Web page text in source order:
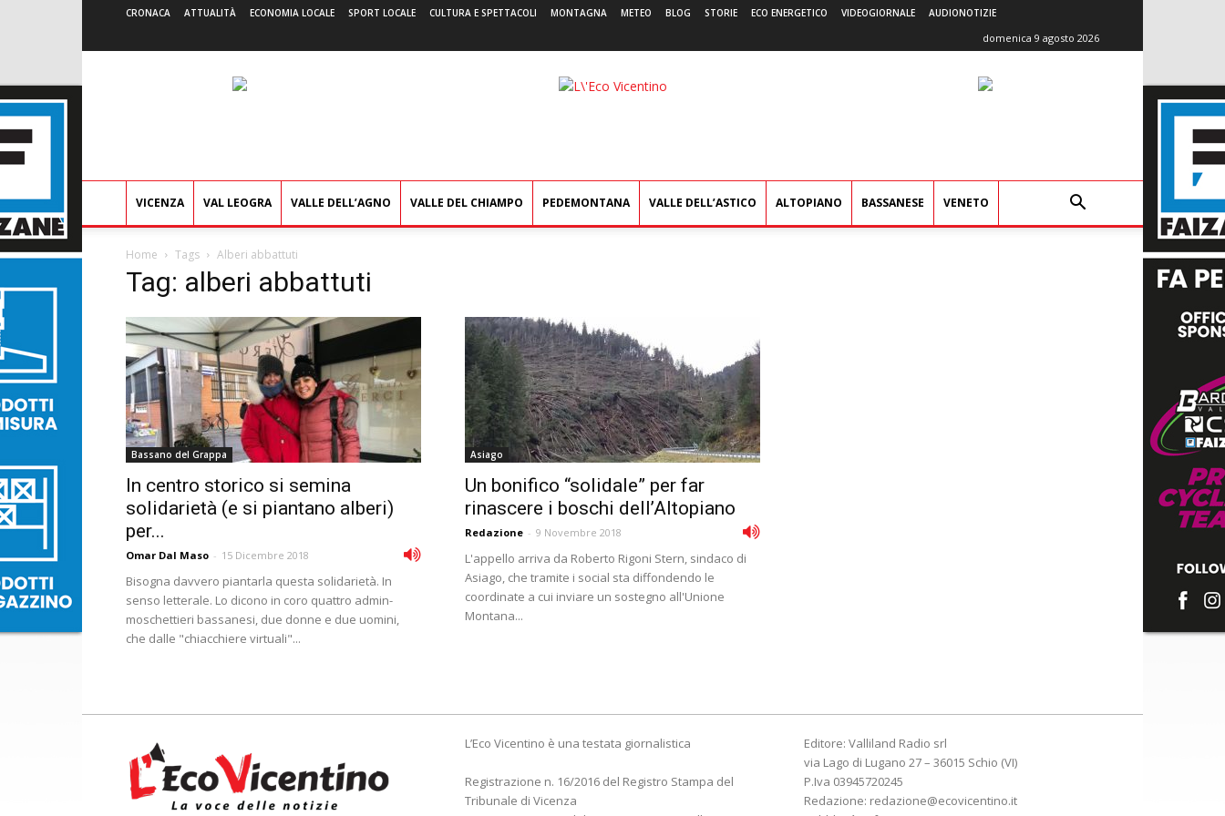
CRONACA ATTUALITÀ ECONOMIA LOCALE SPORT LOCALE CULTURA E SPETTACOLI MONTAGNA METEO BLOG STORIE ECO ENERGETICO VIDEOGIORNALE AUDIONOTIZIE
domenica 9 agosto 2026
L'Eco
VICENZA VAL LEOGRA VALLE DELL’AGNO VALLE DEL CHIAMPO PEDEMONTANA VALLE DELL’ASTICO ALTOPIANO BASSANESE VENETO
Home Tags Alberi abbattuti
Tag: alberi abbattuti
Bassano del Grappa
In centro storico si semina
solidarietà (e si piantano alberi)
per...
Omar Dal Maso - 15 Dicembre 2018
Bisogna davvero piantarla questa solidarietà. In
senso letterale. Lo dicono in coro quattro admin-
moschettieri bassanesi, due donne e due uomini,
che dalle "chiacchiere virtuali"...
Asiago
Un bonifico “solidale” per far
rinascere i boschi dell’Altopiano
Redazione - 9 Novembre 2018
L'appello arriva da Roberto Rigoni Stern, sindaco di
Asiago, che tramite i social sta diffondendo le
coordinate a cui inviare un sostegno all'Unione
Montana...
L’Eco Vicentino è una testata giornalistica
Registrazione n. 16/2016 del Registro Stampa del
Tribunale di Vicenza
Editore: Valliland Radio srl
via Lago di Lugano 27 – 36015 Schio (VI)
P.Iva 03945720245
Redazione: redazione@ecovicentino.it